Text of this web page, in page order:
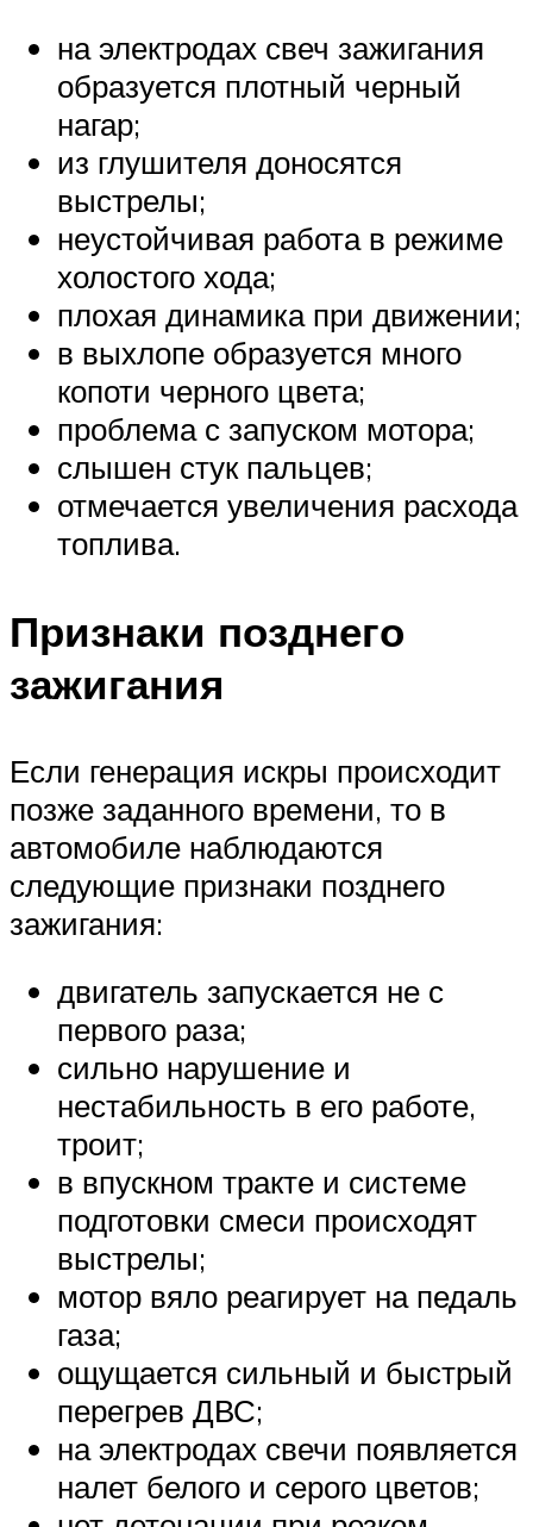
на электродах свеч зажигания
образуется плотный черный
нагар;
из глушителя доносятся
выстрелы;
неустойчивая работа в режиме
холостого хода;
плохая динамика при движении;
в выхлопе образуется много
копоти черного цвета;
проблема с запуском мотора;
слышен стук пальцев;
отмечается увеличения расхода
топлива.
Признаки позднего
зажигания
Если генерация искры происходит
позже заданного времени, то в
автомобиле наблюдаются
следующие признаки позднего
зажигания:
двигатель запускается не с
первого раза;
сильно нарушение и
нестабильность в его работе,
троит;
в впускном тракте и системе
подготовки смеси происходят
выстрелы;
мотор вяло реагирует на педаль
газа;
ощущается сильный и быстрый
перегрев ДВС;
на электродах свечи появляется
налет белого и серого цветов;